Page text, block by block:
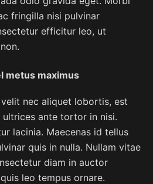
fringilla nisi pulvinar
efficitur leo, ut
metus maximus
nec aliquet lobortis, est
ante tortor in nisi.
lacinia. Maecenas id tellus
quis in nulla. Nullam vitae
diam in auctor
leo tempus ornare.